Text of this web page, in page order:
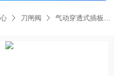
刀闸阀 气动穿透式插板阀